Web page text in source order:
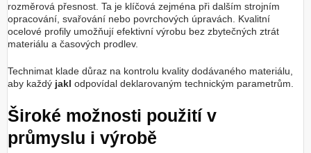
rozměrová přesnost. Ta je klíčová zejména při dalším strojním
opracování, svařování nebo povrchových úpravách. Kvalitní
ocelové profily umožňují efektivní výrobu bez zbytečných ztrát
materiálu a časových prodlev.
Technimat klade důraz na kontrolu kvality dodávaného materiálu,
aby každý jakl odpovídal deklarovaným technickým parametrům.
Široké možnosti použití v
průmyslu i výrobě